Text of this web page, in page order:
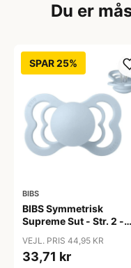
Du er
SPAR 25%
BIBS
BIBS Symmetrisk
Supreme Sut - Str. 2 -
VEJL. PRIS 44,95 KR
33,71 kr